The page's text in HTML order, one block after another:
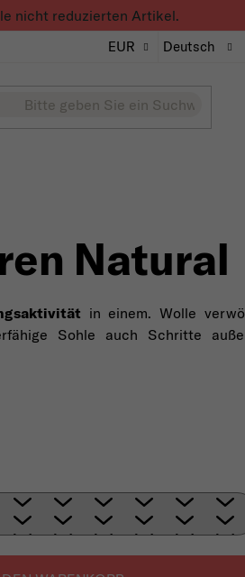
nicht reduzierten Artikel.
EUR Deutsch
Natural
in einem. Wolle
Sohle auch Schritte